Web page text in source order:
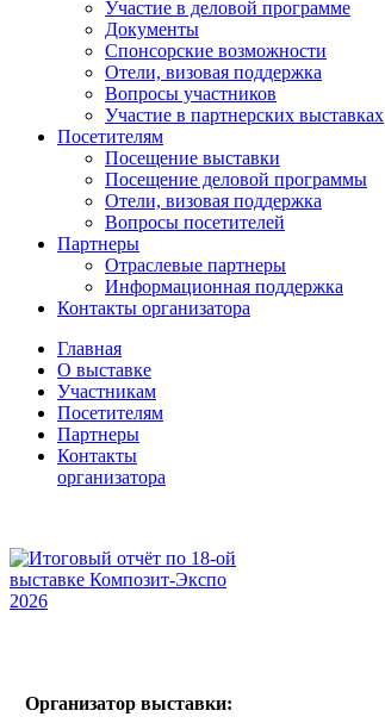
Участие в деловой программе
Документы
Спонсорские возможности
Отели, визовая поддержка
Вопросы участников
Участие в партнерских выставках
Посетителям
Посещение выставки
Посещение деловой программы
Отели, визовая поддержка
Вопросы посетителей
Партнеры
Отраслевые партнеры
Информационная поддержка
Контакты организатора
Главная
О выставке
Участникам
Посетителям
Партнеры
Контакты
организатора
Организатор выставки: